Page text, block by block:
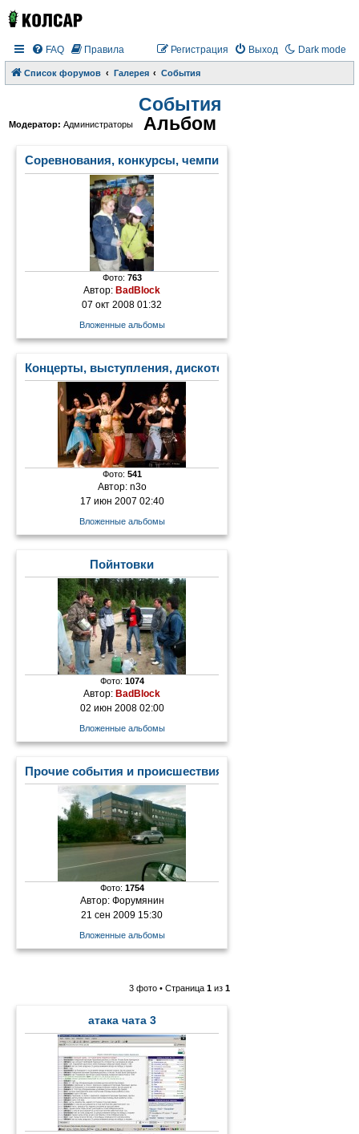
Dark mode
FAQ Правила Выход
Регистрация
Список форумов Галерея События
События
Модератор: Администраторы Альбом
Соревнования, конкурсы, чемпионаты
Фото: 763
Автор:BadBlock
07 окт 2008 01:32
Вложенные альбомы
Концерты, выступления, дискотеки
Фото: 541
Автор: n3o
17 июн 2007 02:40
Вложенные альбомы
Пойнтовки
Фото: 1074
Автор: BadBlock
02 июн 2008 02:00
Вложенные альбомы
Прочие события и происшествия
Фото: 1754
Автор: Форумянин
21 сен 2009 15:30
Вложенные альбомы
3 фото • Страница 1 из 1
атака чата 3